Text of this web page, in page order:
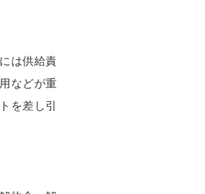
は供給責
などが重
を差し引